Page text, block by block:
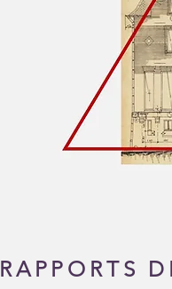
RAPPORTS